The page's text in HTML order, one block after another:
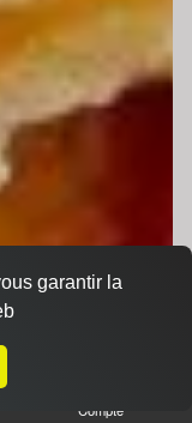
Compte
garantir la